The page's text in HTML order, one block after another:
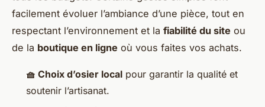
facilement évoluer l’ambiance d’une pièce, tout en
respectant l’environnement et la fiabilité du site ou
de la boutique en ligne où vous faites vos achats.
🧺 Choix d’osier local pour garantir la qualité et
soutenir l’artisanat.